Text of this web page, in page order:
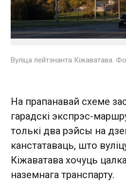
Вуліца лейтэнанта Кіжаватава.
На прапанавай схеме
гарадскі экспрэс-
толькі два рэйсы на
канстатаваць, што
Кіжаватава хочуць
наземнага транспарту.